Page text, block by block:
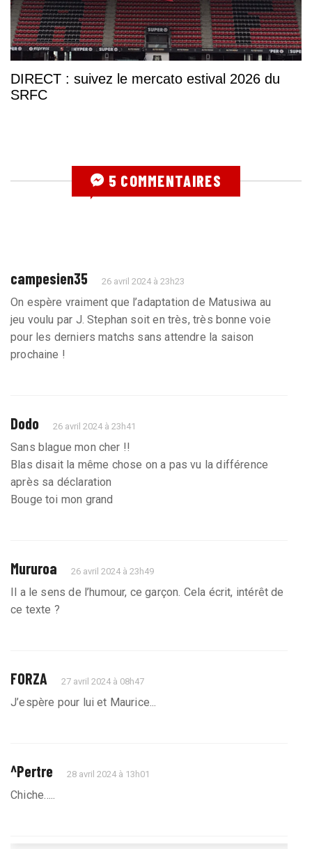
DIRECT : suivez le mercato estival 2026 du
SRFC
5 COMMENTAIRES
campesien35 26 avril 2024 à 23h23
On espère vraiment que l’adaptation de Matusiwa au
jeu voulu par J. Stephan soit en très, très bonne voie
pour les derniers matchs sans attendre la saison
prochaine !
Dodo 26 avril 2024 à 23h41
Sans blague mon cher !!
Blas disait la même chose on a pas vu la différence
après sa déclaration
Bouge toi mon grand
Mururoa 26 avril 2024 à 23h49
Il a le sens de l’humour, ce garçon. Cela écrit, intérêt de
ce texte ?
FORZA 27 avril 2024 à 08h47
J’espère pour lui et Maurice...
^Pertre 28 avril 2024 à 13h01
Chiche…..